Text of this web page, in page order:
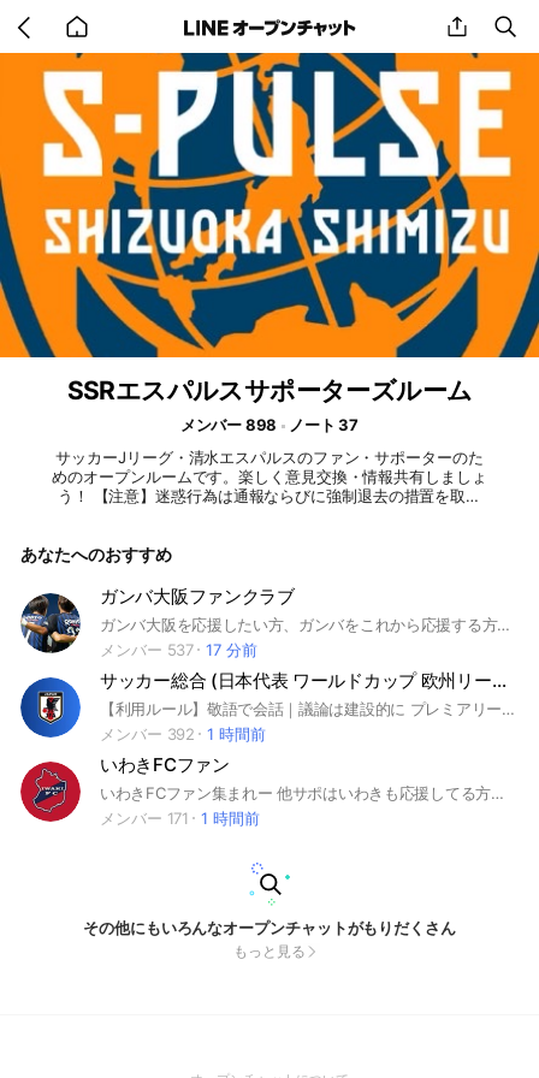
back
to
home
share
SSRエスパルスサポーターズルーム
メンバー 898
ノート 37
サッカーJリーグ・清水エスパルスのファン・サポーターのた
めのオープンルームです。楽しく意見交換・情報共有しましょ
う！ 【注意】迷惑行為は通報ならびに強制退去の措置を取ら
あなたへのおすすめ
ガンバ大阪ファンクラブ
ガンバ大阪を応援したい方、ガンバをこれから応援する方参加お待ちしてます。
メンバー 537
17 分前
サッカー総合 (日本代表 ワールドカップ 欧州リーグ Jリーグ CL ACL 育成年代)
【利用ルール】敬語で会話｜議論は建設的に プレミアリーグ マンチェスター・シティ / マンチェスター・ユナイテッド / リヴァプール / アーセナル / チェルシー / トッテナム / ニューカッスル / アストン・ヴィラ / ウェストハム / ブライトン / レスター / エヴァートン / リーズ / クリスタル・パレス ラ・リーガ レアル・マドリード / バルセロナ / アトレティコ・マドリード / セビージャ / ソシエダ / ビルバオ / ビジャレアル セリエA ユヴェントス / ミラン / インテル / ナポリ / ローマ / ラツィオ / アタランタ ブンデスリーガ バイエルン / ドルトムント / ライプツィヒ / レバークーゼン / フランクフルト / メンヘングラートバッハ リーグ・アン パリ・サンジェルマン / マルセイユ / リヨン / モナコ / リール プリメイラ・リーガ ベンフィカ / ポルト / スポルティング エールディヴィジ アヤックス / アイントホーフェン / フェイエノールト その他リーグ セルティック / レンジャーズ / ガラタサライ / クラブ・ブルッヘ / ザルツブルク
メンバー 392
1 時間前
いわきFCファン
いわきFCファン集まれー 他サポはいわきも応援してる方だけにしてください。アイコンはいわきに関係ないものはやめてください
メンバー 171
1 時間前
その他にもいろんなオープンチャットがもりだくさん
もっと見る